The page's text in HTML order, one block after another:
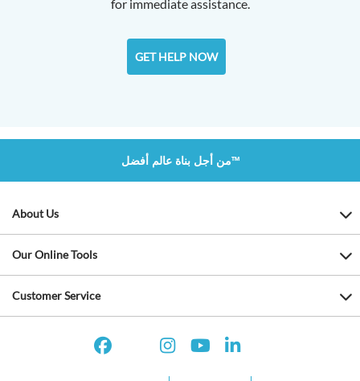
for immediate assistance.
GET HELP NOW
من أجل بناة عالم أفضل™
About Us
Our Online Tools
Customer Service